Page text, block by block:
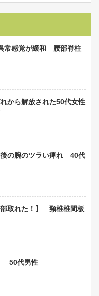
常感覚が緩和 腰部脊柱
から解放された50代女性
の腕のツラい痺れ 40代
部取れた！】 頸椎椎間板
50代男性